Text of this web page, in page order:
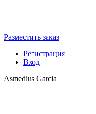
Разместить заказ
Регистрация
Вход
Asmedius Garcia